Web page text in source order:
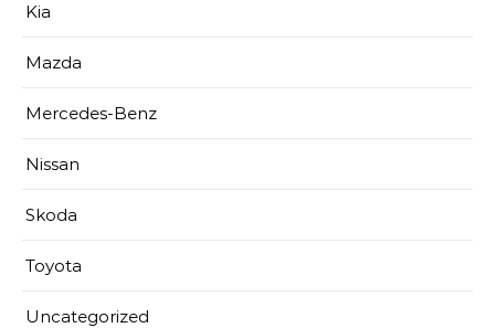
Kia
Mazda
Mercedes-Benz
Nissan
Skoda
Toyota
Uncategorized